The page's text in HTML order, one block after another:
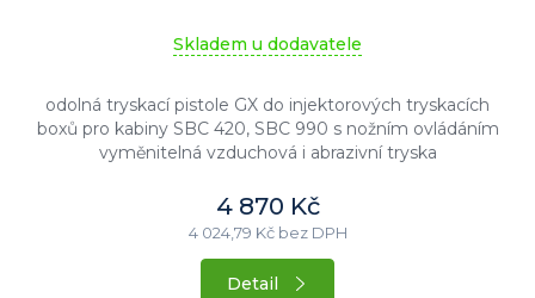
z
5
Skladem u dodavatele
odolná tryskací pistole GX do injektorových tryskacích
boxů pro kabiny SBC 420, SBC 990 s nožním ovládáním
vyměnitelná vzduchová i abrazivní tryska
4 870 Kč
4 024,79 Kč bez DPH
Detail